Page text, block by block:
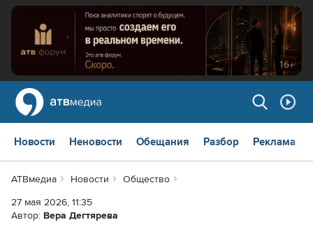
Новости Неновости Обещания Разбор Реклама
АТВмедиа Новости
Общество
27 мая 2026, 11:35
Автор: Вера Дегтярева